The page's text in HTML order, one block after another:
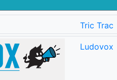
Tric Trac
Ludovox